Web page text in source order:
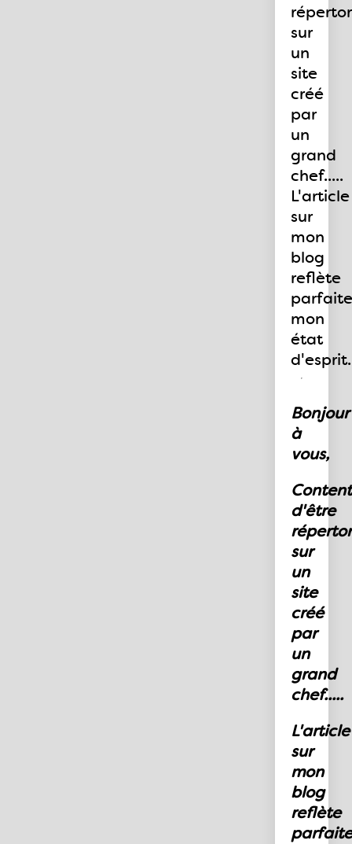
sur
un
site
créé
par
un
grand
chef.....
L'article
sur
mon
blog
reflète
mon
état
Bonjour
à
vous,
d'être
sur
un
site
créé
par
un
grand
chef.....
L'article
sur
mon
blog
reflète